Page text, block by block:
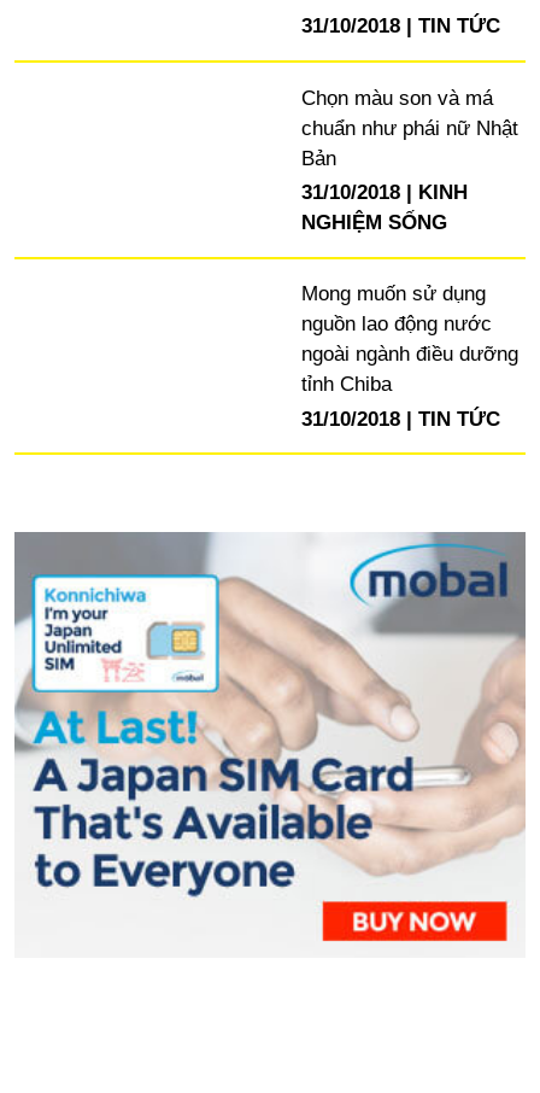
31/10/2018
TIN TỨC
Chọn màu son và má
chuẩn như phái nữ Nhật
Bản
31/10/2018
KINH
NGHIỆM SỐNG
Mong muốn sử dụng
nguồn lao động nước
ngoài ngành điều dưỡng
tỉnh Chiba
31/10/2018
TIN TỨC